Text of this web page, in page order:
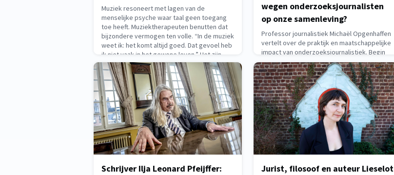
Muziek resoneert met lagen van de
menselijke psyche waar taal geen toegang
toe heeft. Muziektherapeuten benutten dat
bijzondere vermogen ten volle. “In de muziek
weet ik: het komt altijd goed. Dat gevoel heb
ik niet vaak in het gewone leven.” Het zijn
woorden van een deelnemer aan UNMUTED,
een muziekthe
May 12, 2026
wegen onderzoeksjournalisten
op onze samenleving?
Professor journalistiek Michaël Opgenhaffen
vertelt over de praktijk en maatschappelijke
impact van onderzoeksjournalistiek. Begin
jaren zeventig beten twee reporters zich
vast in het Watergateschandaal en deden
een president aftreden. Recenter bracht
berichtgeving rond de Panama Papers
miljardenfraude a
May 12, 2026
Schrijver Ilja Leonard Pfeijffer:
Jurist, filosoof en auteur Lieselot